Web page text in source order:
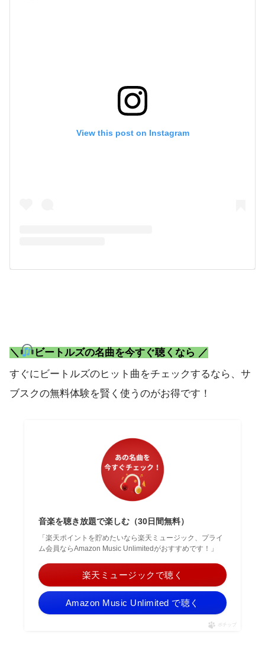
View this post on Instagram
＼
ビートルズの名曲を今すぐ聴くなら ／
すぐにビートルズのヒット曲をチェックするなら、サ
ブスクの無料体験を賢く使うのがお得です！
音楽を聴き放題で楽しむ（30日間無料）
「楽天ポイントを貯めたいなら楽天ミュージック、プライ
ム会員ならAmazon Music Unlimitedがおすすめです！」
楽天ミュージックで聴く
Amazon Music Unlimited で聴く
ポチップ